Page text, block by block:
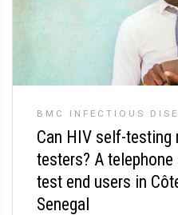
BMC INFECTIOUS
Can HIV self-testing
testers? A
test end users in
Senegal